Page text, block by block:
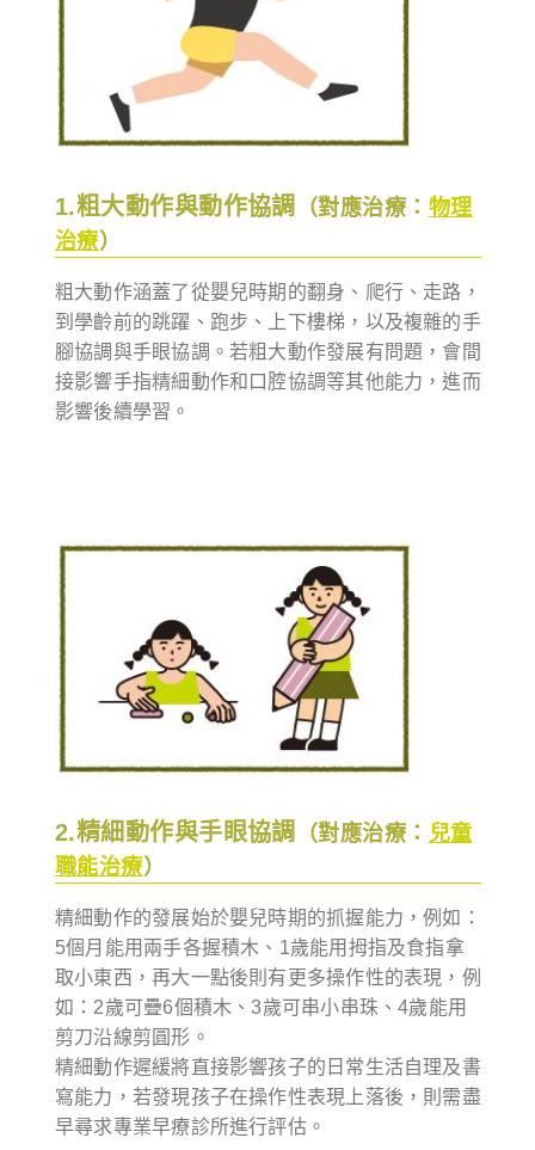
1.粗大動作與動作協調 （對應治療： 物理
治療）
粗大動作涵蓋了從嬰兒時期的翻身、爬行、走路，
到學齡前的跳躍、跑步、上下樓梯，以及複雜的手
腳協調與手眼協調。若粗大動作發展有問題，會間
接影響手指精細動作和口腔協調等其他能力，進而
影響後續學習。
2.精細動作與手眼協調 （對應治療： 兒童
職能治療）
精細動作的發展始於嬰兒時期的抓握能力，例如：
5個月能用兩手各握積木、1歲能用拇指及食指拿
取小東西，再大一點後則有更多操作性的表現，例
如：2歲可疊6個積木、3歲可串小串珠、4歲能用
剪刀沿線剪圓形。
精細動作遲緩將直接影響孩子的日常生活自理及書
寫能力，若發現孩子在操作性表現上落後，則需盡
早尋求專業早療診所進行評估。